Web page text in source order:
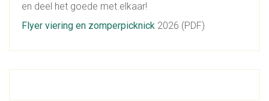
en deel het goede met elkaar!
Flyer viering en zomperpicknick 2026 (PDF)